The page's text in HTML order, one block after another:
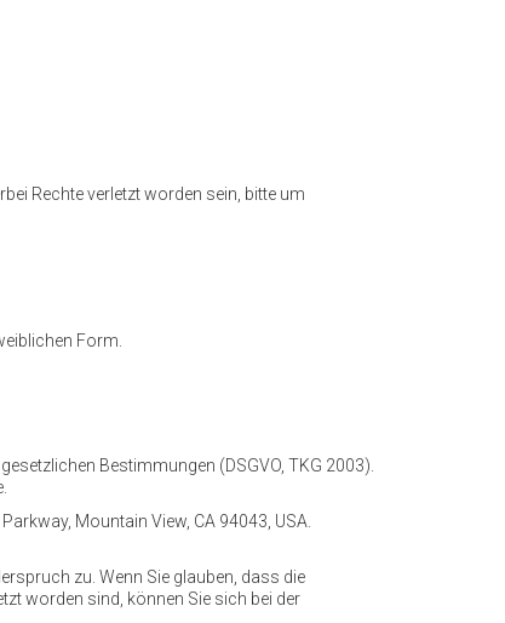
Rechte verletzt worden sein, bitte um
Form.
Bestimmungen (DSGVO, TKG 2003).
Mountain View, CA 94043, USA.
zu. Wenn Sie glauben, dass die
worden sind, können Sie sich bei der